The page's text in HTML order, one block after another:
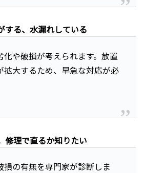
する、水漏れしている
化や破損が考えられます。放置
拡大するため、早急な対応が必
修理で直るか知りたい
損の有無を専門家が診断しま